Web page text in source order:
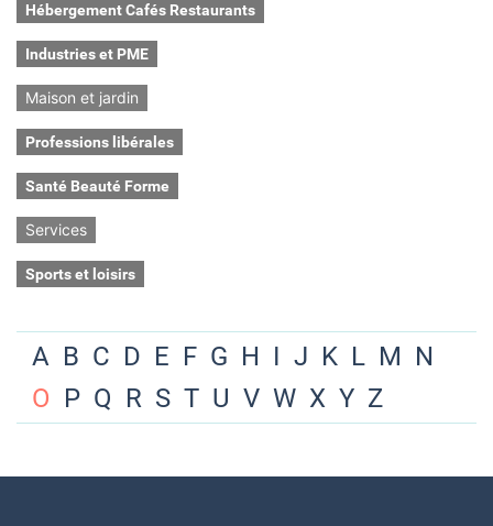
Hébergement Cafés Restaurants
Industries et PME
Maison et jardin
Professions libérales
Santé Beauté Forme
Services
Sports et loisirs
A B C D E F G H I J K L M N
O P Q R S T U V W X Y Z